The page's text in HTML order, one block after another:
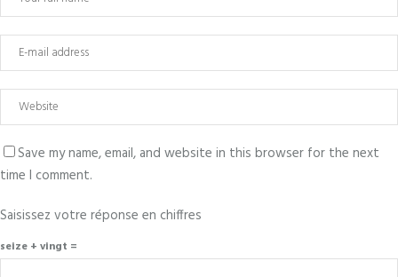
Save my name, email, and website in this browser for the next
time I comment.
Saisissez votre réponse en chiffres
seize + vingt =